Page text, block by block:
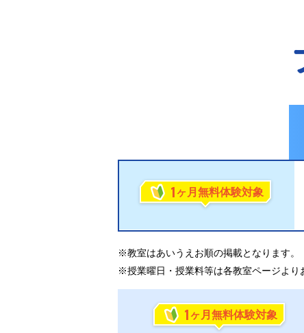
1 ヶ月無料体験対象
※教室はあいうえお順の掲載となります。
※授業曜日・授業料等は各教室ページより
1 ヶ月無料体験対象